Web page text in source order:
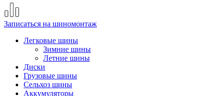
Записаться на шиномонтаж
Легковые шины
Зимние шины
Летние шины
Диски
Грузовые шины
Сельхоз шины
Аккумуляторы